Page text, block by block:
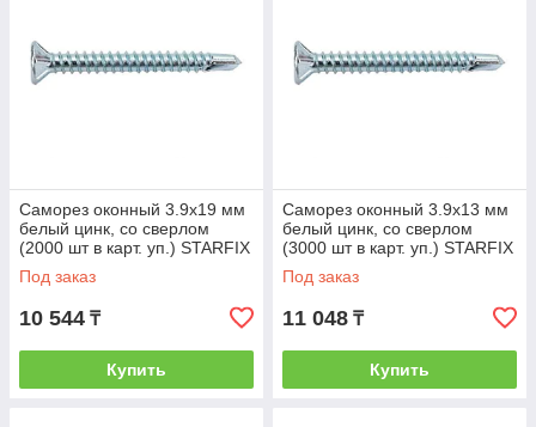
Саморез оконный 3.9х19 мм
белый цинк, со сверлом
(2000 шт в карт. уп.) STARFIX
(STARFIX) (SMC3-80882-
2000)
Под заказ
10 544 ₸
Купить
Саморез оконный 3.9х13 мм
белый цинк, со сверлом
(3000 шт в карт. уп.) STARFIX
(STARFIX) (SMC3-80876-
3000)
Под заказ
11 048 ₸
Купить